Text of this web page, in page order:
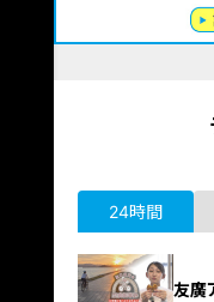
24時間
友廣